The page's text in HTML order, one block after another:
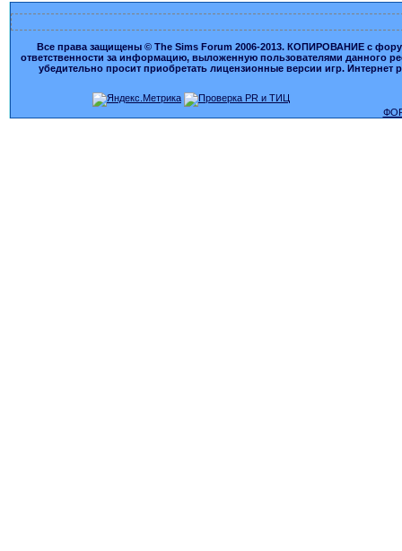
Все права защищены © The Sims Forum 2006-2013. КОПИРОВАНИЕ с
ответственности за информацию, выложенную пользователями данного
убедительно просит приобретать лицензионные версии игр.